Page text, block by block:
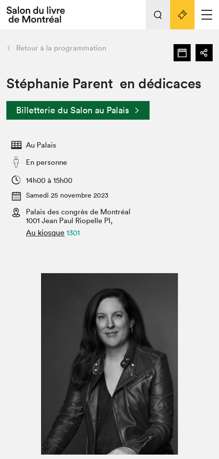
Espace exposant⋅e⋅s
Espace enseignant·e·s
Espace médias
L'événement
Préparer sa visite au Salon
Actualités
SLM PRO
retour Nos activités
Préparer sa visite
Salon dans la ville et en ligne
Projets partenaires
Liens pratiques
Retour à la programmation
Stéphanie Parent en dédicaces
Billetterie du Salon au Palais
Au Palais
En personne
14h00 à 15h00
Samedi 25 novembre 2023
Palais des congrès de Montréal
1001 Jean Paul Riopelle Pl,
Au kiosque 1301